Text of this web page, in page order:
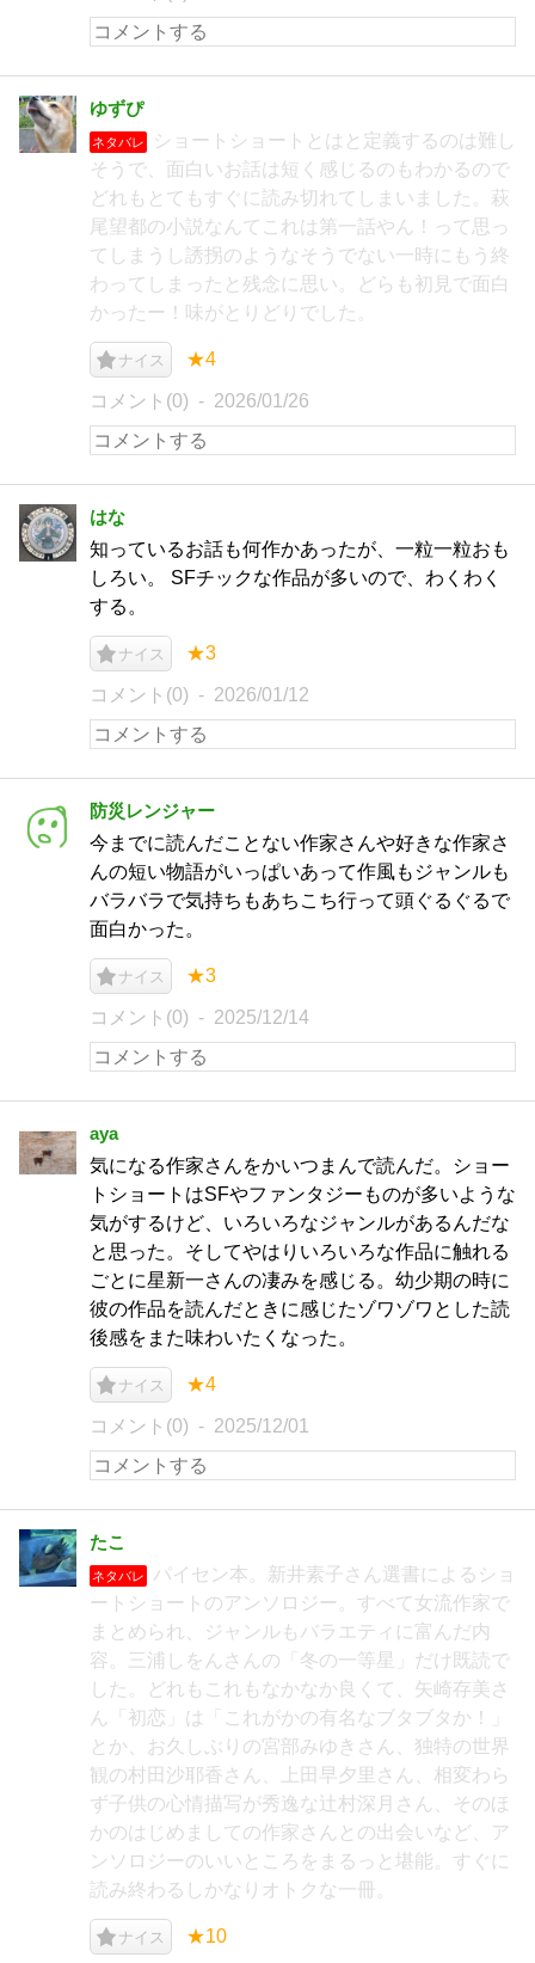
ゆずぴ
ネタバレ
ショートショートとはと定義するのは難し
そうで、面白いお話は短く感じるのもわかるので
どれもとてもすぐに読み切れてしまいました。萩
尾望都の小説なんてこれは第一話やん！って思っ
てしまうし誘拐のようなそうでない一時にもう終
わってしまったと残念に思い。どらも初見で面白
かったー！味がとりどりでした。
ナイス ★4
コメント(0) 2026/01/26
はな
知っているお話も何作かあったが、一粒一粒おも
しろい。 SFチックな作品が多いので、わくわく
する。
ナイス ★3
コメント(0) 2026/01/12
防災レンジャー
今までに読んだことない作家さんや好きな作家さ
んの短い物語がいっぱいあって作風もジャンルも
バラバラで気持ちもあちこち行って頭ぐるぐるで
面白かった。
ナイス ★3
コメント(0) 2025/12/14
aya
気になる作家さんをかいつまんで読んだ。ショー
トショートはSFやファンタジーものが多いような
気がするけど、いろいろなジャンルがあるんだな
と思った。そしてやはりいろいろな作品に触れる
ごとに星新一さんの凄みを感じる。幼少期の時に
彼の作品を読んだときに感じたゾワゾワとした読
後感をまた味わいたくなった。
ナイス ★4
コメント(0) 2025/12/01
たこ
ネタバレ
パイセン本。新井素子さん選書によるショ
ートショートのアンソロジー。すべて女流作家で
まとめられ、ジャンルもバラエティに富んだ内
容。三浦しをんさんの「冬の一等星」だけ既読で
した。どれもこれもなかなか良くて、矢崎存美さ
ん「初恋」は「これがかの有名なブタブタか！」
とか、お久しぶりの宮部みゆきさん、独特の世界
観の村田沙耶香さん、上田早夕里さん、相変わら
ず子供の心情描写が秀逸な辻村深月さん、そのほ
かのはじめましての作家さんとの出会いなど、ア
ンソロジーのいいところをまるっと堪能。すぐに
読み終わるしかなりオトクな一冊。
ナイス ★10